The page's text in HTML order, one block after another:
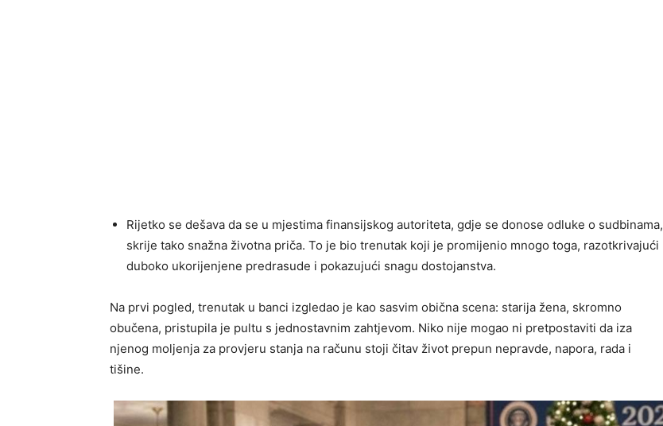
Rijetko se dešava da se u mjestima finansijskog autoriteta, gdje se donose odluke o sudbinama,
skrije tako snažna životna priča. To je bio trenutak koji je promijenio mnogo toga, razotkrivajući
duboko ukorijenjene predrasude i pokazujući snagu dostojanstva.
Na prvi pogled, trenutak u banci izgledao je kao sasvim obična scena: starija žena, skromno
obučena, pristupila je pultu s jednostavnim zahtjevom. Niko nije mogao ni pretpostaviti da iza
njenog moljenja za provjeru stanja na računu stoji čitav život prepun nepravde, napora, rada i
tišine.